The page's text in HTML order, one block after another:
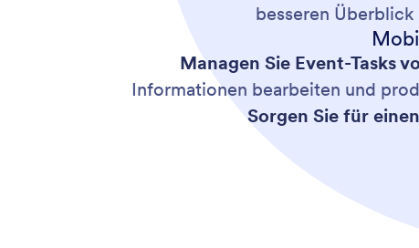
besseren
Managen Sie Event-Tasks
Informationen bearbeiten und
Sorgen Sie für